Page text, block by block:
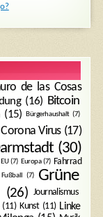
de las Cosas
(16) Bitcoin
(15) Bürgerhaushalt (7)
Corona Virus(17)
(30)
EU(7) Europa(7) Fahrrad
Fußball (7)
Grüne
(26) Journalismus
(11) Kunst(11) Linke